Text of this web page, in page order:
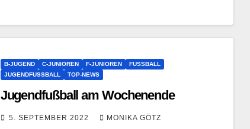
B-JUGEND C-JUNIOREN F-JUNIOREN
FUSSBALL
JUGENDFUSSBALL
TOP-NEWS
Jugendfußball am Wochenende
5. SEPTEMBER 2022 MONIKA GÖTZ